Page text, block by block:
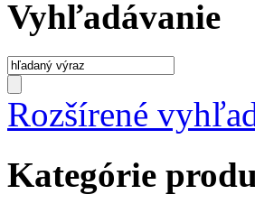
Vyhľadávanie
Rozšírené
Kategórie